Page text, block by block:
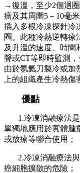
→復溫，至少2個迴
瘤及其周圍5－10毫
插入多根冷凍探針冷
圈。此種冷熱逆轉療
及升溫的速度、時間
聲或CT等即時監測
由於氬氦刀製冷或加
上的組織產生冷熱傷
優點
1.冷凍消融療法是
單獨地應用於實體腫
或放療等聯合使用；
2.冷凍消融療法與
癌細胞擴散的危險；